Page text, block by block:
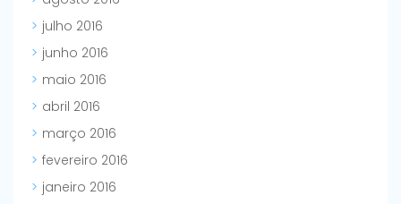
julho 2016
junho 2016
maio 2016
abril 2016
março 2016
fevereiro 2016
janeiro 2016